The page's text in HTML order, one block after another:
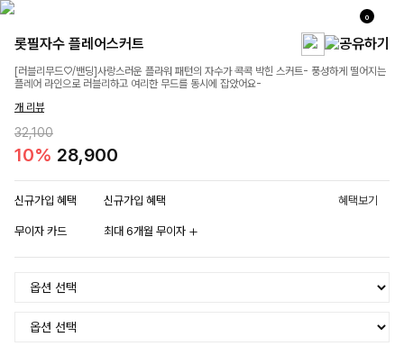
0
롯필자수 플레어스커트
[러블리무드♡/밴딩]사랑스러운 플라워 패턴의 자수가 콕콕 박힌 스커트- 풍성하게 떨어지는
플레어 라인으로 러블리하고 여리한 무드를 동시에 잡았어요-
개 리뷰
32,100
10% 28,900
신규가입 혜택 신규가입 혜택 혜택보기
무이자 카드 최대 6개월 무이자